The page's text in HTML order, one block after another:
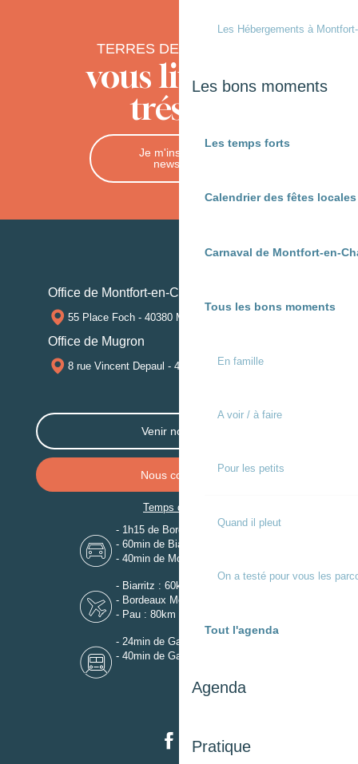
Les Hébergements à
Les bons moments
Les temps forts
Calendrier des fêtes
Carnaval de Montfort-en-
Tous les bons moments
En famille
A voir / à faire
Pour les petits
Quand il pleut
On a testé pour vous les
Tout l'agenda
Agenda
Pratique
TERRES DE CHALOSSE
vous livre ses
trésors
Je m'inscris à la
newsletter
Office de Montfort-en-Chalosse
55 Place Foch - 40380 MONTFORT-EN-CHALOSSE
Office de Mugron
8 rue Vincent Depaul - 40250 MUGRON
Venir nous voir
Nous contacter
Temps de trajet
- 1h15 de Bordeaux
- 60min de Biarritz
- 40min de Mont-de-Marsan
- Biarritz : 60km
- Bordeaux Mérignac : 110km
- Pau : 80km
- 24min de Gare de Dax
- 40min de Gare de Mont-de-Marsan